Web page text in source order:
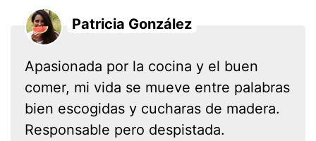
Patricia González
Apasionada por la cocina y el buen
comer, mi vida se mueve entre palabras
bien escogidas y cucharas de madera.
Responsable pero despistada.